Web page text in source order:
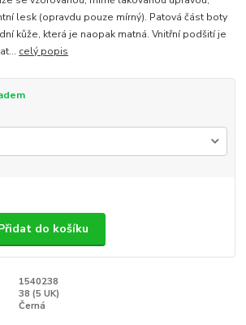
lesk (opravdu pouze mírný). Patová část boty
kůže, která je naopak matná. Vnitřní podšití je
celý popis
do košíku
1540238
38 (5 UK)
Černá